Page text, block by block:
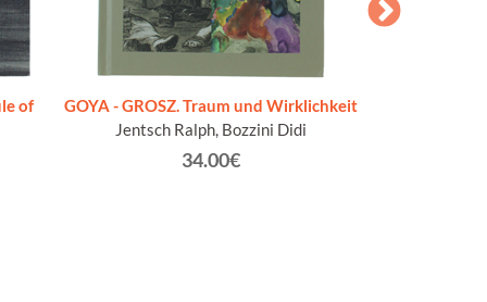
of
GOYA - GROSZ. Traum und Wirklichkeit
Jentsch Ralph, Bozzini Didi
34.00€